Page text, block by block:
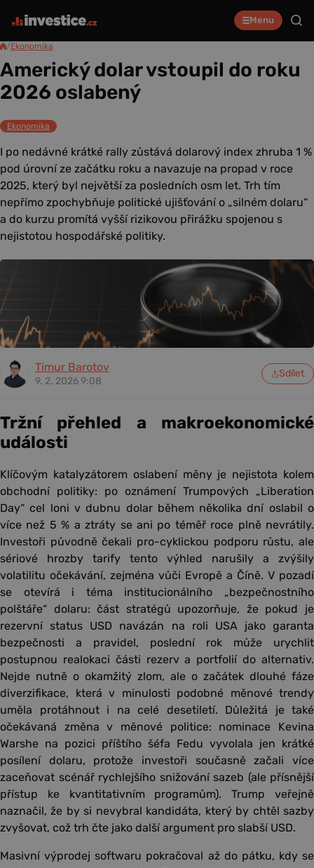
Menu
/Ekonomika
Americký dolar vstoupil do roku
2026 oslabený
Ekonomika
I po nedávné krátké rally zůstává dolarový index zhruba 1 %
pod úrovní ze začátku roku a navazuje na propad v roce
2025, který byl největší za posledních osm let. Trh tím
nepřímo zpochybňuje politické ujišťování o „silném dolaru“
a do kurzu promítá vyšší rizikovou přirážku spojenou s
nejistotou hospodářské politiky.
Timur Barotov
9. 2. 2026 9:08
Sdílet
Tržní přehled a makroekonomické
události
Klíčovým katalyzátorem oslabení měny je nejistota kolem
obchodní politiky: po oznámení Trumpových „Liberation
Day“ cel loni v dubnu dolar během několika dní oslabil o
více než 5 % a ztráty se ani po téměř roce plně nevrátily.
Investoři původně čekali pro-cyklickou podporu růstu, ale
sériové hrozby tarify tento výhled narušily a zvýšily
volatilitu očekávání, zejména vůči Evropě a Číně. V pozadí
se otevírá i téma institucionálního „bezpečnostního
polštáře“ dolaru: část stratégů upozorňuje, že pokud je
rezervní status USD navázán na roli USA jako garanta
bezpečnosti a pravidel, poslední rok může urychlit
postupnou realokaci části rezerv a portfolií do alternativ.
Nejde nutně o okamžitý zlom, ale o začátek dlouhé fáze
diverzifikace, která v minulosti podobné měnové trendy
uměla protáhnout i na celé desetiletí. Důležitá je také
očekávaná změna v měnové politice: nominace Kevina
Warshe na pozici příštího šéfa Fedu vyvolala jen krátké
posílení dolaru, protože investoři současně začali více
zaceňovat scénář rychlejšího snižování sazeb (ale přísnější
přístup ke kvantitativním programům). Trump veřejně
naznačil, že by si nevybral kandidáta, který by chtěl sazby
zvyšovat, což trh čte jako další argument pro slabší USD.
Masivní výprodej softwaru pokračoval až do pátku, kdy se